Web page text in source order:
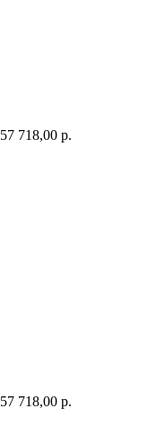
57 718,00 р.
57 718,00 р.